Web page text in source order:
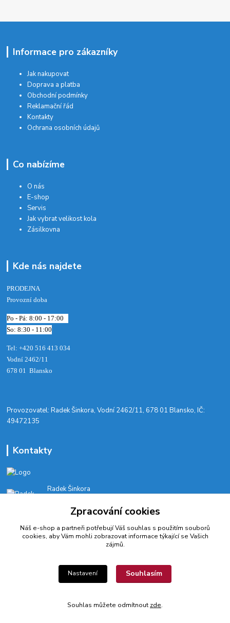
Informace pro zákazníky
Jak nakupovat
Doprava a platba
Obchodní podmínky
Reklamační řád
Kontakty
Ochrana osobních údajů
Co nabízíme
O nás
E-shop
Servis
Jak vybrat velikost kola
Zásilkovna
Kde nás najdete
PRODEJNA
Provozní doba
Po - Pá: 8:00 - 17:00
So: 8:30 - 11:00
Tel: +420 516 413 034‬
Vodní 2462/11
678 01 Blansko
​Provozovatel: Radek Šinkora, Vodní 2462/11, 678 01 Blansko, IČ:
49472135
Kontakty
Radek Šinkora
E-SHOP: Po-Pá, 8-17 hod.
cyklobikesport@seznam.cz
© 2022 CykloBikeSport ||| Created by webfotografika.cz
Zpracování cookies
Náš e-shop a partneři potřebují Váš souhlas s použitím souborů
cookies, aby Vám mohli zobrazovat informace týkající se Vašich
zájmů.
Nastavení Souhlasím
Souhlas můžete odmítnout zde.